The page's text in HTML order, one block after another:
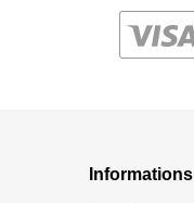
Informations